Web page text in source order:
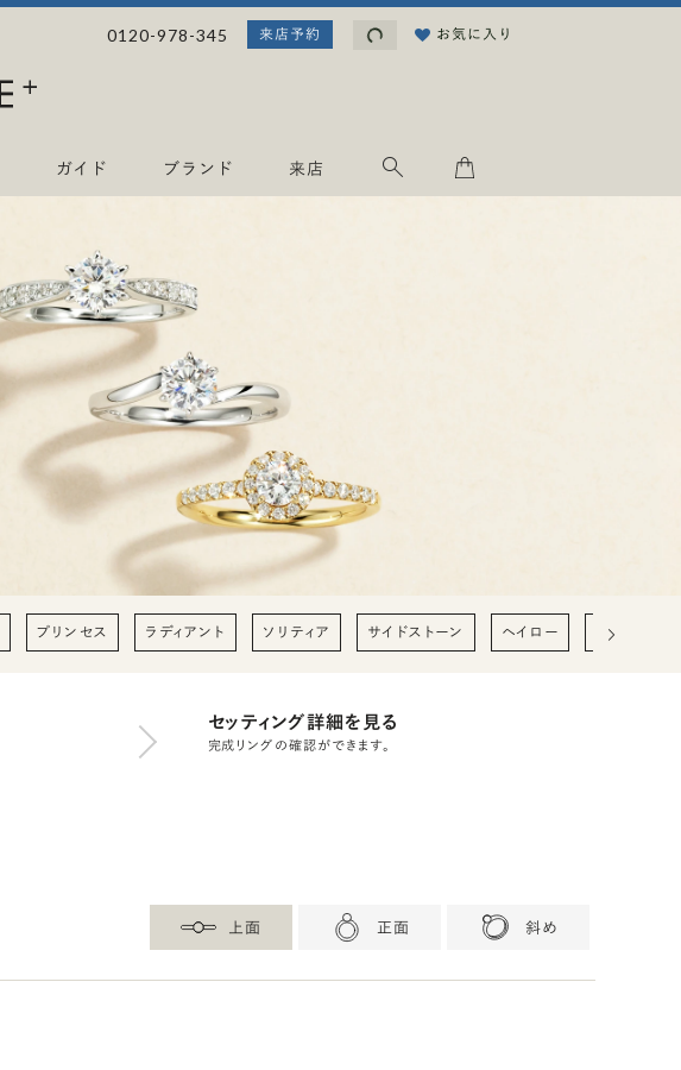
0120-978-345 来店予約
.
.
お気に入り
ガイド ブランド 来店
プリンセス ラディアント ソリティア サイドストーン ヘイロー 0.2ct
セッティング詳細を見る
完成リングの確認ができます。
上面 正面 斜め